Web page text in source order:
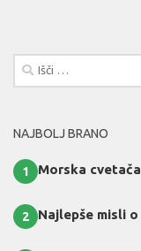
Išči:
NAJBOLJ BRANO
1 Morska
2 Najlepše misli